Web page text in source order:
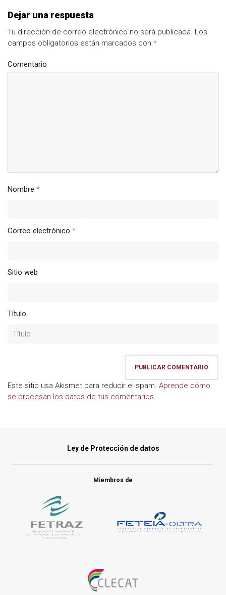
Dejar una respuesta
Tu dirección de correo electrónico no será publicada. Los
campos obligatorios están marcados con *
Comentario
Nombre *
Correo electrónico *
Sitio web
Título
Este sitio usa Akismet para reducir el spam. Aprende cómo
se procesan los datos de tus comentarios.
Ley de Protección de datos
Miembros de